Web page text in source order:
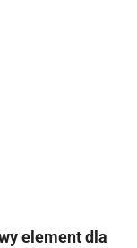
element dla